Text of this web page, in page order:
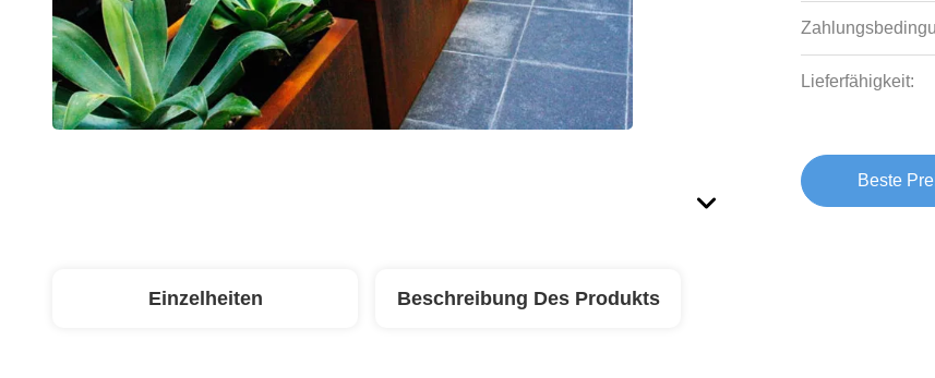
Lieferfähigkeit:
Beste
Einzelheiten Beschreibung Des Produkts